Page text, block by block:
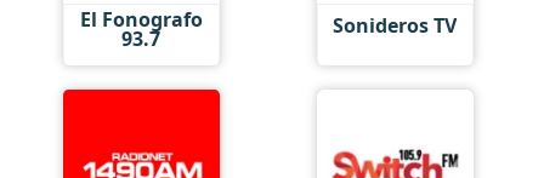
El Fonografo
93.7 Sonideros TV